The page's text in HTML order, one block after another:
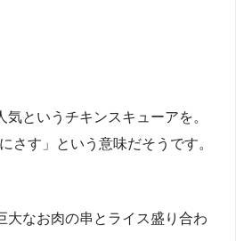
気というチキンスキューアを。
さす」という意味だそうです。
大なお肉の串とライス盛り合わ